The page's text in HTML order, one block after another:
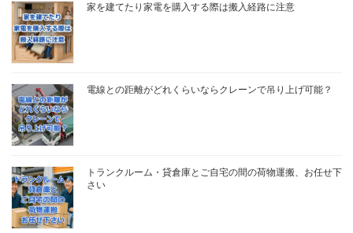
家を建てたり家電を購入する際は搬入経路に注意
電線との距離がどれくらいならクレーンで吊り上げ可能？
トランクルーム・貸倉庫とご自宅の間の荷物運搬、お任せ下
さい